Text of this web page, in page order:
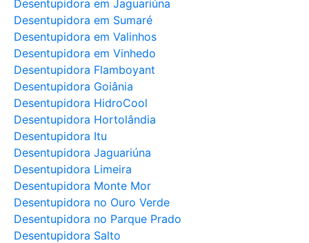
Desentupidora em Jaguariúna
Desentupidora em Sumaré
Desentupidora em Valinhos
Desentupidora em Vinhedo
Desentupidora Flamboyant
Desentupidora Goiânia
Desentupidora HidroCool
Desentupidora Hortolândia
Desentupidora Itu
Desentupidora Jaguariúna
Desentupidora Limeira
Desentupidora Monte Mor
Desentupidora no Ouro Verde
Desentupidora no Parque Prado
Desentupidora Salto